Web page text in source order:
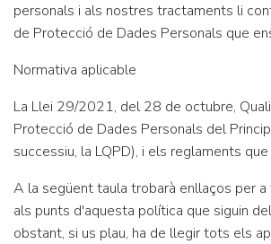
personals i als nostres tractaments li
de Protecció de Dades Personals que
Normativa aplicable
La Llei 29/2021, del 28 de octubre,
Protecció de Dades Personals del
successiu, la LQPD), i els reglaments
A la següent taula trobarà enllaços per
als punts d'aquesta política que siguin
obstant, si us plau, ha de llegir tots els